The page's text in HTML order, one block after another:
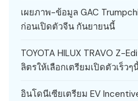
เผยภาพ-ข้อมูล GAC
ก่อนเปิดตัวจีน กันยายนนี้
TOYOTA HILUX TRAVO Z-
ลิตรให้เลือกเตรียมเปิดตัวเร็วๆ
อินโดนีเซียเตรียม EV